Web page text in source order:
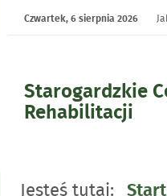
Starogardzkie
Rehabilitacji
Czwartek,6 sierpnia 2026
Jesteś tutaj: Start